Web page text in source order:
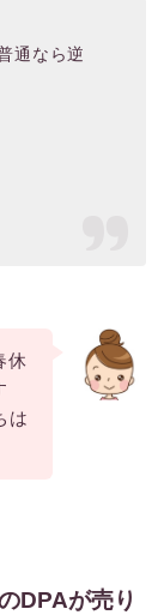
通なら逆
休
は
DPAが売り